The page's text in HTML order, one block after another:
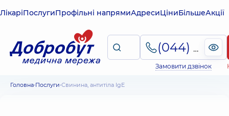
ЛікаріПослугиПрофільні напрямиАдресиЦіниБільшеАкції
(044) 495-2-888
Замовити дзвінок
Головна Послуги Свинина, антитіла IgE